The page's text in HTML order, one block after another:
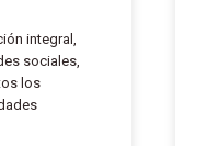
integral,
sociales,
los